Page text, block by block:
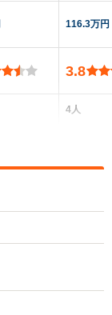
116.3万円
3.8
4人